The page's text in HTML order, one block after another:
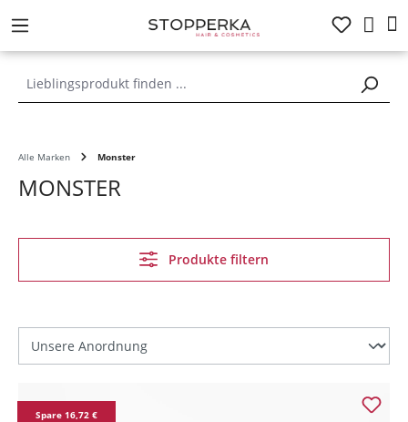
springen
Alle Marken Monster
MONSTER
Produkte filtern
Spare 16,72 €